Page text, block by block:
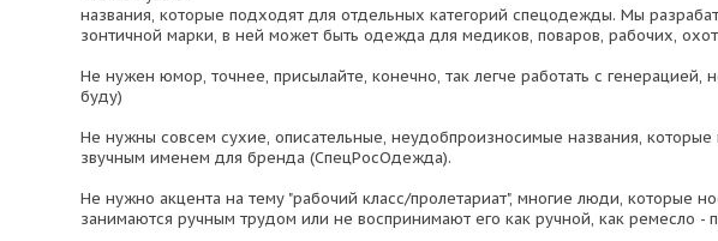
названия, которые подходят для отдельных категорий спецодежды. Мы
зонтичной марки, в ней может быть одежда для медиков, поваров, рабочих,
Не нужен юмор, точнее, присылайте, конечно, так легче работать с генерацией,
буду)
Не нужны совсем сухие, описательные, неудобпроизносимые названия, которые
звучным именем для бренда (СпецРосОдежда).
Не нужно акцента на тему "рабочий класс/пролетариат", многие люди, которые
занимаются ручным трудом или не воспринимают его как ручной, как ремесло -